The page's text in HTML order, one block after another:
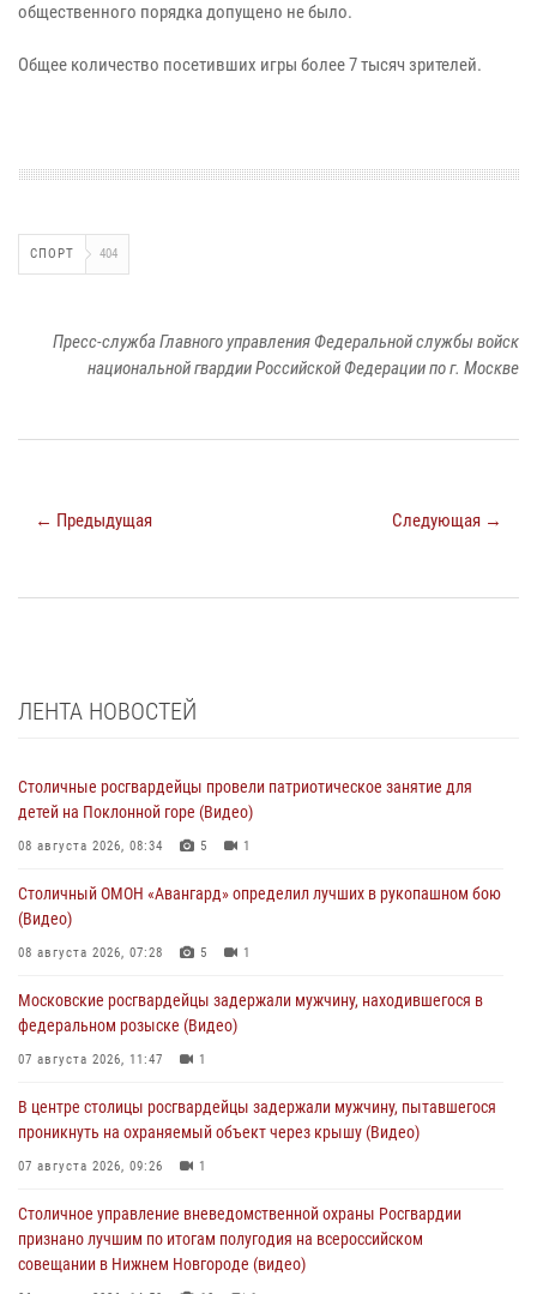
общественного порядка допущено не было.
Общее количество посетивших игры более 7 тысяч зрителей.
СПОРТ 404
Пресс-служба Главного управления Федеральной службы войск
национальной гвардии Российской Федерации по г. Москве
← Предыдущая Следующая →
ЛЕНТА НОВОСТЕЙ
Столичные росгвардейцы провели патриотическое занятие для
детей на Поклонной горе (Видео)
08 августа 2026, 08:34 5 1
Столичный ОМОН «Авангард» определил лучших в рукопашном бою
(Видео)
08 августа 2026, 07:28 5 1
Московские росгвардейцы задержали мужчину, находившегося в
федеральном розыске (Видео)
07 августа 2026, 11:47 1
В центре столицы росгвардейцы задержали мужчину, пытавшегося
проникнуть на охраняемый объект через крышу (Видео)
07 августа 2026, 09:26 1
Столичное управление вневедомственной охраны Росгвардии
признано лучшим по итогам полугодия на всероссийском
совещании в Нижнем Новгороде (видео)